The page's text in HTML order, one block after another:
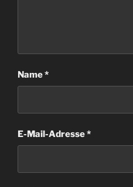
Name*
E-Mail-Adresse*